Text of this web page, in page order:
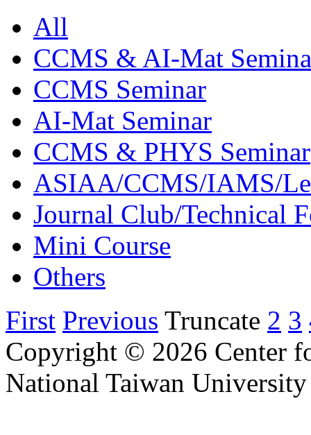
All
CCMS & AI-Mat
CCMS Seminar
AI-Mat Seminar
CCMS & PHYS Seminar
ASIAA/CCMS/IAMS/
Journal Club/Technical
Mini Course
Others
First Previous Truncate 2 3
Copyright © 2026 Center
National Taiwan University